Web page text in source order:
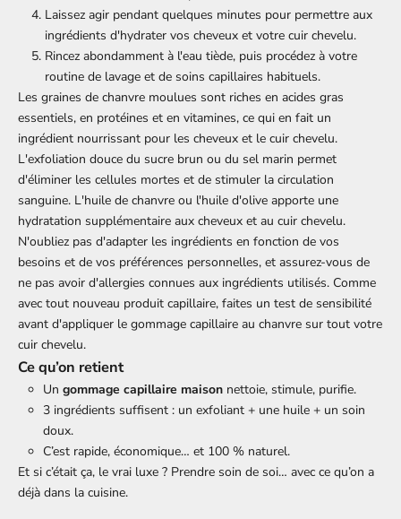
Laissez agir pendant quelques minutes pour permettre aux
ingrédients d'hydrater vos cheveux et votre cuir chevelu.
Rincez abondamment à l'eau tiède, puis procédez à votre
routine de lavage et de soins capillaires habituels.
Les graines de chanvre moulues sont riches en acides gras
essentiels, en protéines et en vitamines, ce qui en fait un
ingrédient nourrissant pour les cheveux et le cuir chevelu.
L'exfoliation douce du sucre brun ou du sel marin permet
d'éliminer les cellules mortes et de stimuler la circulation
sanguine. L'huile de chanvre ou l'huile d'olive apporte une
hydratation supplémentaire aux cheveux et au cuir chevelu.
N'oubliez pas d'adapter les ingrédients en fonction de vos
besoins et de vos préférences personnelles, et assurez-vous de
ne pas avoir d'allergies connues aux ingrédients utilisés. Comme
avec tout nouveau produit capillaire, faites un test de sensibilité
avant d'appliquer le gommage capillaire au chanvre sur tout votre
cuir chevelu.
Ce qu’on retient
Un gommage capillaire maison nettoie, stimule, purifie.
3 ingrédients suffisent : un exfoliant + une huile + un soin
doux.
C’est rapide, économique… et 100 % naturel.
Et si c’était ça, le vrai luxe ? Prendre soin de soi… avec ce qu’on a
déjà dans la cuisine.